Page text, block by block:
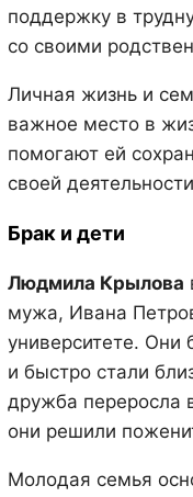
поддержку в
со своими
Личная жизнь и
важное место в
помогают ей
своей
Брак и дети
Людмила Крылова
мужа, Ивана
университете. Они
и быстро стали
дружба переросла
они решили
Молодая семья